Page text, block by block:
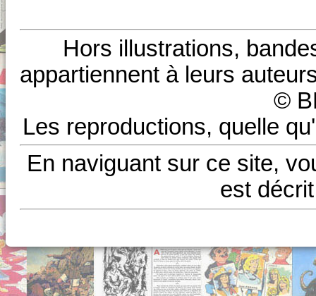
Hors illustrations,
appartiennent à leurs
©
Les reproductions, quelle
En naviguant sur ce site,
est